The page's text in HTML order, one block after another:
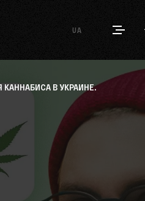
UA
КАННАБИСА В УКРАИНЕ.